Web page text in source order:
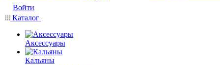
Войти
Каталог
Аксессуары
Кальяны